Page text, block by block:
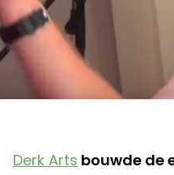
Derk Arts bouwde de